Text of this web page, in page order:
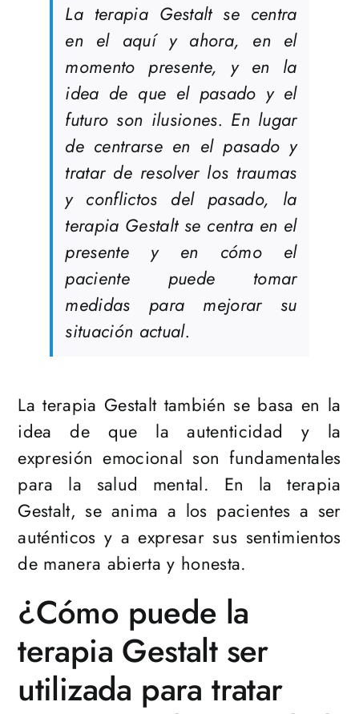
La terapia Gestalt se centra
en el aquí y ahora, en el
momento presente, y en la
idea de que el pasado y el
futuro son ilusiones. En lugar
de centrarse en el pasado y
tratar de resolver los traumas
y conflictos del pasado, la
terapia Gestalt se centra en el
presente y en cómo el
paciente puede tomar
medidas para mejorar su
situación actual.
La terapia Gestalt también se basa en la
idea de que la autenticidad y la
expresión emocional son fundamentales
para la salud mental. En la terapia
Gestalt, se anima a los pacientes a ser
auténticos y a expresar sus sentimientos
de manera abierta y honesta.
¿Cómo puede la
terapia Gestalt ser
utilizada para tratar